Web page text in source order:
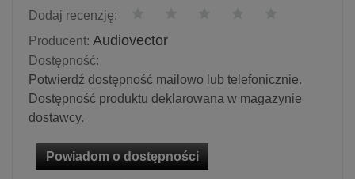
Dodaj recenzję:
Producent: Audiovector
Dostępność:
Potwierdź dostępność mailowo lub telefonicznie.
Dostępność produktu deklarowana w magazynie
dostawcy.
Powiadom o dostępności